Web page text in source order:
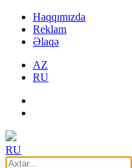
Haqqımızda
Reklam
Əlaqə
AZ
RU
RU